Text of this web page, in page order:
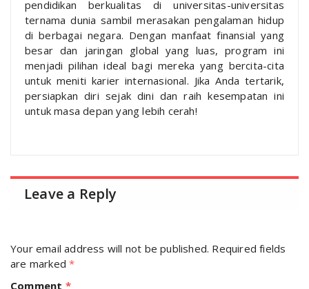
pendidikan berkualitas di universitas-universitas
ternama dunia sambil merasakan pengalaman hidup
di berbagai negara. Dengan manfaat finansial yang
besar dan jaringan global yang luas, program ini
menjadi pilihan ideal bagi mereka yang bercita-cita
untuk meniti karier internasional. Jika Anda tertarik,
persiapkan diri sejak dini dan raih kesempatan ini
untuk masa depan yang lebih cerah!
Leave a Reply
Your email address will not be published. Required fields
are marked*
Comment *